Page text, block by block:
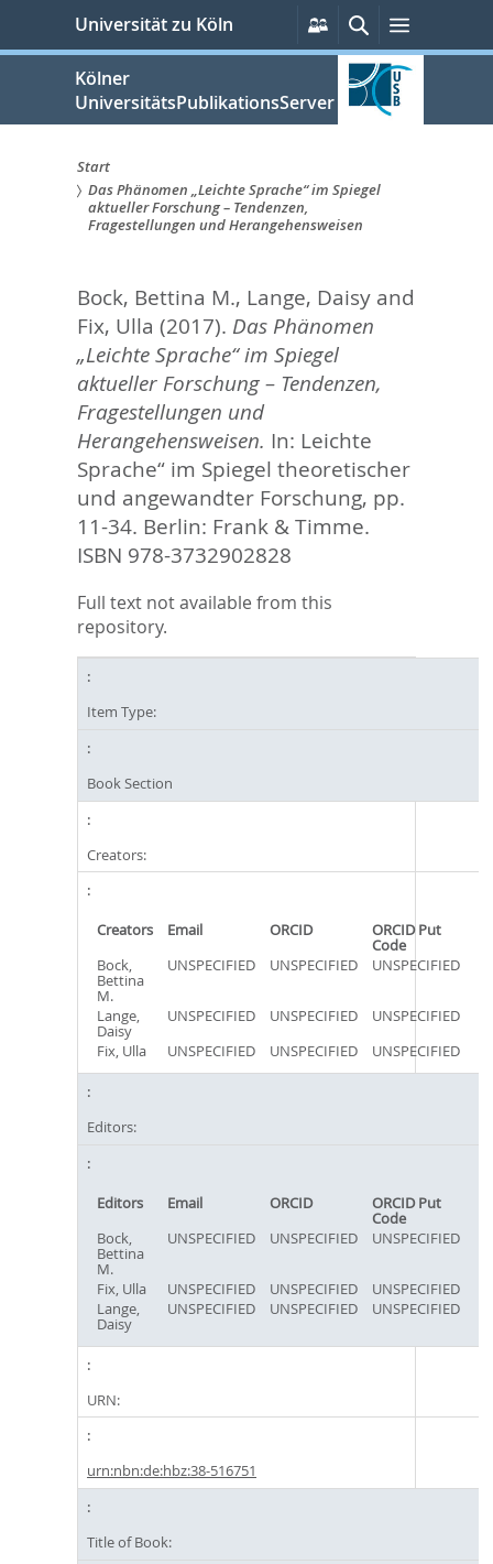
springen
Universität zu Köln
Persönliche
Services
SucheMenü
Kölner
UniversitätsPublikationsServer
Sie
sind
hier:
Start
Das Phänomen „Leichte Sprache“ im Spiegel
aktueller Forschung – Tendenzen,
Fragestellungen und Herangehensweisen
Bock, Bettina M., Lange, Daisyand
Fix, Ulla (2017). Das Phänomen
„Leichte Sprache“ im Spiegel
aktueller Forschung – Tendenzen,
Fragestellungen und
Herangehensweisen. In: Leichte
Sprache“ im Spiegel theoretischer
und angewandter Forschung, pp.
11-34. Berlin: Frank & Timme.
ISBN 978-3732902828
Full text not available from this
repository.
Item Type:
Book Section
Creators:
Creators Email ORCID ORCID Put
Code
Bock,
Bettina
M.
UNSPECIFIED UNSPECIFIED UNSPECIFIED
Lange,
Daisy
UNSPECIFIED UNSPECIFIED
UNSPECIFIED
Fix, Ulla
UNSPECIFIED UNSPECIFIED UNSPECIFIED
Editors:
Editors Email ORCID ORCID Put
Code
Bock,
Bettina
M.
UNSPECIFIED UNSPECIFIED UNSPECIFIED
Fix, Ulla UNSPECIFIED UNSPECIFIED
UNSPECIFIED
Lange,
Daisy
UNSPECIFIED UNSPECIFIED UNSPECIFIED
URN:
urn:nbn:de:hbz:38-516751
Title of Book: